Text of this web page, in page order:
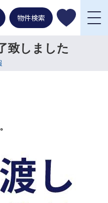
物件検索
致しました